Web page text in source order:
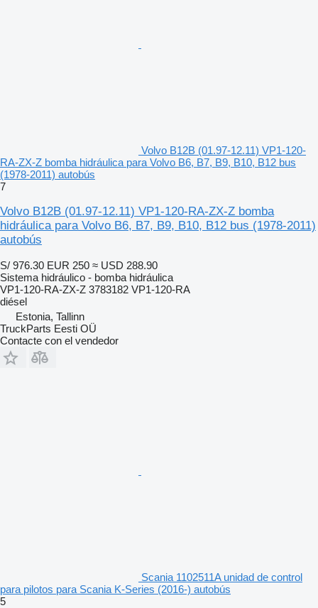
Volvo B12B (01.97-12.11) VP1-120-
RA-ZX-Z bomba hidráulica para Volvo B6, B7, B9, B10, B12 bus
(1978-2011) autobús
7
Volvo B12B (01.97-12.11) VP1-120-RA-ZX-Z bomba
hidráulica para Volvo B6, B7, B9, B10, B12 bus (1978-2011)
autobús
S/ 976.30 EUR 250 ≈ USD 288.90
Sistema hidráulico - bomba hidráulica
VP1-120-RA-ZX-Z 3783182 VP1-120-RA
diésel
Estonia, Tallinn
TruckParts Eesti OÜ
Contacte con el vendedor
Scania 1102511A unidad de control
para pilotos para Scania K-Series (2016-) autobús
5